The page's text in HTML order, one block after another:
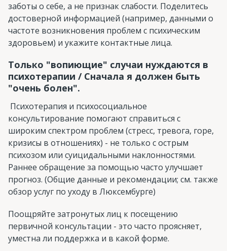
заботы о себе, а не признак слабости. Поделитесь
достоверной информацией (например, данными о
частоте возникновения проблем с психическим
здоровьем) и укажите контактные лица.
Только "вопиющие" случаи нуждаются в
психотерапии / Сначала я должен быть
"очень болен".
Психотерапия и психосоциальное
консультирование помогают справиться с
широким спектром проблем (стресс, тревога, горе,
кризисы в отношениях) - не только с острым
психозом или суицидальными наклонностями.
Раннее обращение за помощью часто улучшает
прогноз. (Общие данные и рекомендации; см. также
обзор услуг по уходу в Люксембурге)
Поощряйте затронутых лиц к посещению
первичной консультации - это часто проясняет,
уместна ли поддержка и в какой форме.